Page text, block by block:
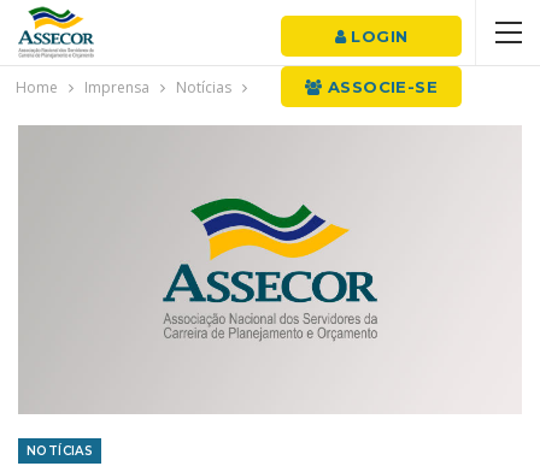
LOGIN
ASSOCIE-SE
Home Imprensa Notícias
NOTÍCIAS